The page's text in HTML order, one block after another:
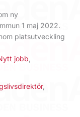
ny
1 maj 2022.
platsutveckling
jobb
,